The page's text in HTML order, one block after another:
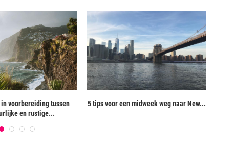
voorbereiding tussen
en rustige...
5 tips voor een midweek weg naar New...